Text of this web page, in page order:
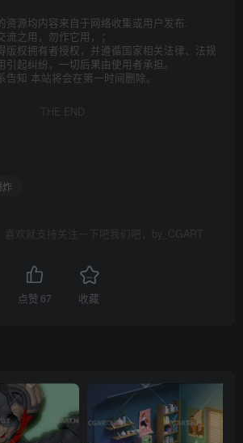
资源均内容来自于网络收集或用户发布.
之用，勿作它用，；
版权拥有者授权，并遵循国家相关法律、法规
起纠纷，一切后果由使用者承担。
知 本站将会在第一时间删除。
THE END
炸
喜欢就支持关注一下吧我们吧，by_CGART
点赞 67 收藏